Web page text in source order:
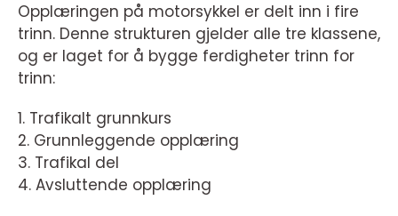
Opplæringen på motorsykkel er delt inn i fire
trinn. Denne strukturen gjelder alle tre klassene,
og er laget for å bygge ferdigheter trinn for
trinn:
1. Trafikalt grunnkurs
2. Grunnleggende opplæring
3. Trafikal del
4. Avsluttende opplæring